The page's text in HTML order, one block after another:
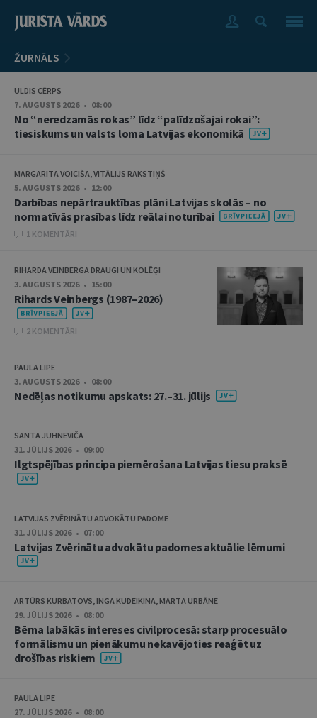
ŽURNĀLS
ULDIS CĒRPS
7. AUGUSTS 2026 • 08:00
No “neredzamās rokas” līdz “palīdzošajai rokai”:
tiesiskums un valsts loma Latvijas ekonomikā
MARGARITA VOICIŠA, VITĀLIJS RAKSTIŅŠ
5. AUGUSTS 2026 • 12:00
Darbības nepārtrauktības plāni Latvijas skolās – no
normatīvās prasības līdz reālai noturībai
1 KOMENTĀRI
RIHARDA VEINBERGA DRAUGI UN KOLĒĢI
3. AUGUSTS 2026 • 15:00
Rihards Veinbergs (1987–2026)
2 KOMENTĀRI
PAULA LIPE
3. AUGUSTS 2026 • 08:00
Nedēļas notikumu apskats: 27.–31. jūlijs
SANTA JUHNEVIČA
31. JŪLIJS 2026 • 09:00
Ilgtspējības principa piemērošana Latvijas tiesu praksē
LATVIJAS ZVĒRINĀTU ADVOKĀTU PADOME
31. JŪLIJS 2026 • 07:00
Latvijas Zvērinātu advokātu padomes aktuālie lēmumi
ARTŪRS KURBATOVS, INGA KUDEIKINA, MARTA URBĀNE
29. JŪLIJS 2026 • 08:00
Bērna labākās intereses civilprocesā: starp procesuālo
formālismu un pienākumu nekavējoties reaģēt uz
drošības riskiem
PAULA LIPE
27. JŪLIJS 2026 • 08:00